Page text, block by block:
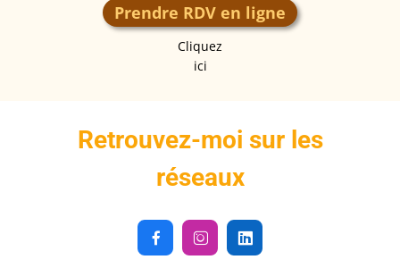
Prendre RDV en ligne
Cliquez
ici
Retrouvez-moi sur les
réseaux
  